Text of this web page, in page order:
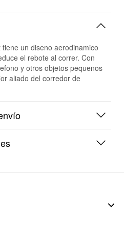
un diseno aerodinamico
el rebote al correr. Con
y otros objetos pequenos
aliado del corredor de